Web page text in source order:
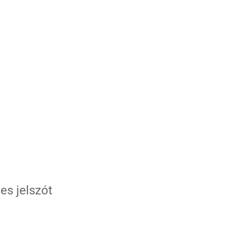
jelszót